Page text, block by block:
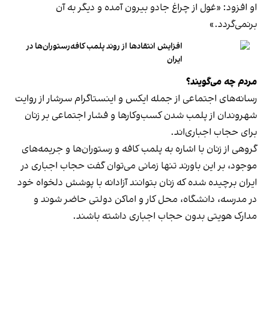
او افزود: «غول از چراغ جادو بیرون آمده و دیگر به آن
برنمی‎‌گردد.»
افزایش انتقادها از روند پلمب کافه‌رستوران‌ها در
ایران
مردم چه می‌گویند؟
رسانه‎‌های اجتماعی از جمله ایکس و اینستاگرام سرشار از روایت
شهروندان از پلمب شدن کسب‌وکارها و فشار اجتماعی بر زنان
برای حجاب اجباری‌اند.
گروهی از زنان با اشاره به پلمب کافه و رستوران‌ها و جریمه‌های
موجود، بر این باورند تنها زمانی می‌توان گفت حجاب اجباری در
ایران برچیده شده که زنان بتوانند آزادانه با پوشش دلخواه خود
در مدرسه، دانشگاه، محل کار و اماکن دولتی حاضر شوند و
مدارک هویتی بدون حجاب اجباری داشته باشند.